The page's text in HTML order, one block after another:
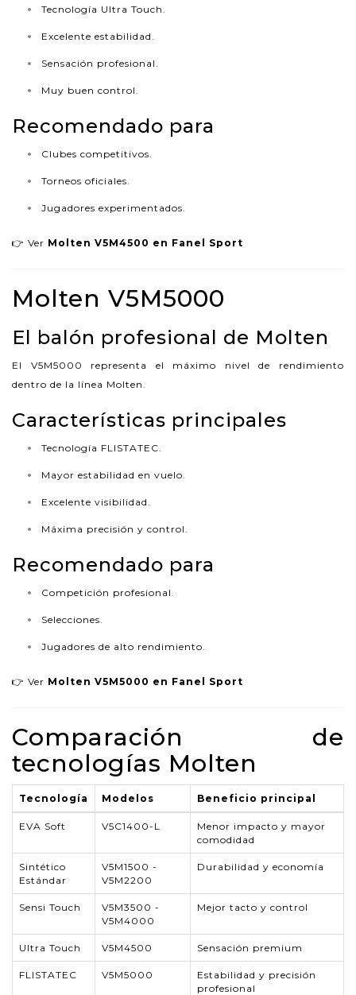
Tecnología Ultra Touch.
Excelente estabilidad.
Sensación profesional.
Muy buen control.
Recomendado para
Clubes competitivos.
Torneos oficiales.
Jugadores experimentados.
👉 Ver Molten V5M4500 en Fanel Sport
Molten V5M5000
El balón profesional de Molten
El V5M5000 representa el máximo nivel de rendimiento
dentro de la línea Molten.
Características principales
Tecnología FLISTATEC.
Mayor estabilidad en vuelo.
Excelente visibilidad.
Máxima precisión y control.
Recomendado para
Competición profesional.
Selecciones.
Jugadores de alto rendimiento.
👉 Ver Molten V5M5000 en Fanel Sport
Comparación de
tecnologías Molten
Tecnología Modelos Beneficio principal
EVA Soft V5C1400-L
Menor impacto y mayor
comodidad
Sintético
Estándar
V5M1500 -
V5M2200
Durabilidad y economía
Sensi Touch
V5M3500 -
V5M4000
Mejor tacto y control
Ultra Touch V5M4500 Sensación premium
FLISTATEC V5M5000
Estabilidad y precisión
profesional